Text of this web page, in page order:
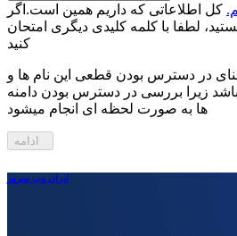
کل اطلاعاتی که داریم همین است.اگر
لطفا با کلمه کلیدی دیگری امتحان
کنید
در دسترس بودن قطعی این نام ها و
زیرا بررسی در دسترس بودن دامنه
ها به صورت لحظه ای انجام میشود
ایران وب سرور